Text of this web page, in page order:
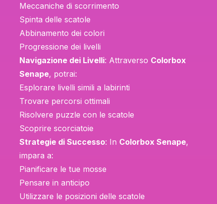
Meccaniche di scorrimento
Spinta delle scatole
Abbinamento dei colori
Progressione dei livelli
Navigazione dei Livelli: Attraverso Colorbox
Senape, potrai:
Esplorare livelli simili a labirinti
Trovare percorsi ottimali
Risolvere puzzle con le scatole
Scoprire scorciatoie
Strategie di Successo: In Colorbox Senape,
impara a:
Pianificare le tue mosse
Pensare in anticipo
Utilizzare le posizioni delle scatole